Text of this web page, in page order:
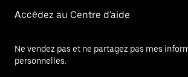
Accédez au Centre d'aide
Ne vendez pas et ne partagez pas mes
personnelles.